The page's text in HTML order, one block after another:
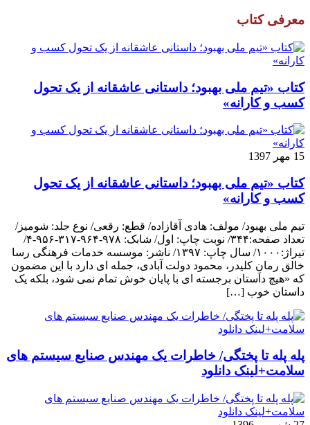
معرفی کتاب
کتاب «تیم ملی بهبود؛ داستانی عاشقانه از یک تحول
کسب و کارانه»
15 مهر 1397
کتاب «تیم ملی بهبود؛ داستانی عاشقانه از یک تحول
کسب و کارانه»
تیم ملی بهبود/ مولف: هادی آقازاده/ قطع: رقعی/ نوع جلد: شومیز/
تعداد صفحه:۳۴۴/ نوبت چاپ: اول/ شابک: ۹۷۸-۹۶۴-۳۱۷-۹۵۶-۴/
تیراژ:۱۰۰۰/ سال چاپ: ۱۳۹۷/ ناشر: موسسه خدمات فرهنگی رسا
خالق رمانِ کلیدر، محمود دولت آبادی، جمله ای دارد با این مضمون
که «هیچ داستان برجسته ای با پایان خوش تمام نمی شود، بلکه یک
داستان خوب […]
پله پله تا پختگی/ خاطرات یک مهندس صنایع سیستم های
سلامت+لینک دانلود